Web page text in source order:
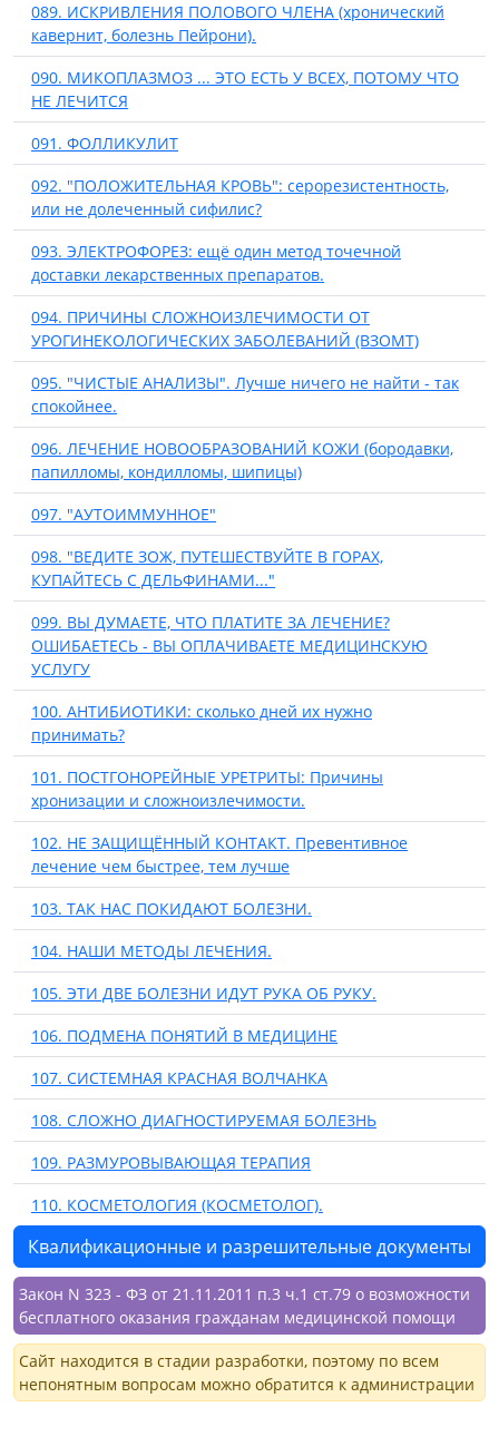
089. ИСКРИВЛЕНИЯ ПОЛОВОГО ЧЛЕНА (хронический
кавернит, болезнь Пейрони).
090. МИКОПЛАЗМОЗ ... ЭТО ЕСТЬ У ВСЕХ, ПОТОМУ ЧТО
НЕ ЛЕЧИТСЯ
091. ФОЛЛИКУЛИТ
092. "ПОЛОЖИТЕЛЬНАЯ КРОВЬ": серорезистентность,
или не долеченный сифилис?
093. ЭЛЕКТРОФОРЕЗ: ещё один метод точечной
доставки лекарственных препаратов.
094. ПРИЧИНЫ СЛОЖНОИЗЛЕЧИМОСТИ ОТ
УРОГИНЕКОЛОГИЧЕСКИХ ЗАБОЛЕВАНИЙ (ВЗОМТ)
095. "ЧИСТЫЕ АНАЛИЗЫ". Лучше ничего не найти - так
спокойнее.
096. ЛЕЧЕНИЕ НОВООБРАЗОВАНИЙ КОЖИ (бородавки,
папилломы, кондилломы, шипицы)
097. "АУТОИММУННОЕ"
098. "ВЕДИТЕ ЗОЖ, ПУТЕШЕСТВУЙТЕ В ГОРАХ,
КУПАЙТЕСЬ С ДЕЛЬФИНАМИ..."
099. ВЫ ДУМАЕТЕ, ЧТО ПЛАТИТЕ ЗА ЛЕЧЕНИЕ?
ОШИБАЕТЕСЬ - ВЫ ОПЛАЧИВАЕТЕ МЕДИЦИНСКУЮ
УСЛУГУ
100. АНТИБИОТИКИ: сколько дней их нужно
принимать?
101. ПОСТГОНОРЕЙНЫЕ УРЕТРИТЫ: Причины
хронизации и сложноизлечимости.
102. НЕ ЗАЩИЩЁННЫЙ КОНТАКТ. Превентивное
лечение чем быстрее, тем лучше
103. ТАК НАС ПОКИДАЮТ БОЛЕЗНИ.
104. НАШИ МЕТОДЫ ЛЕЧЕНИЯ.
105. ЭТИ ДВЕ БОЛЕЗНИ ИДУТ РУКА ОБ РУКУ.
106. ПОДМЕНА ПОНЯТИЙ В МЕДИЦИНЕ
107. СИСТЕМНАЯ КРАСНАЯ ВОЛЧАНКА
108. СЛОЖНО ДИАГНОСТИРУЕМАЯ БОЛЕЗНЬ
109. РАЗМУРОВЫВАЮЩАЯ ТЕРАПИЯ
110. КОСМЕТОЛОГИЯ (КОСМЕТОЛОГ).
Квалификационные и разрешительные документы
Закон N 323 - ФЗ от 21.11.2011 п.3 ч.1 ст.79 о возможности
бесплатного оказания гражданам медицинской помощи
Сайт находится в стадии разработки, поэтому по всем
непонятным вопросам можно обратится к администрации